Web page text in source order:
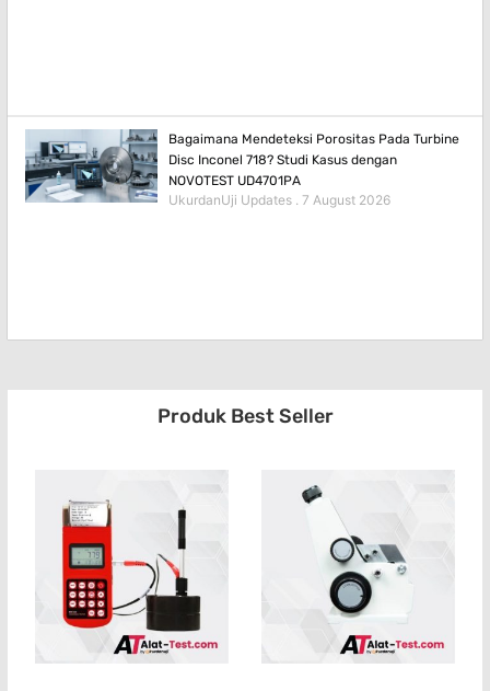
Bagaimana Mendeteksi Porositas Pada Turbine
Disc Inconel 718? Studi Kasus dengan
NOVOTEST UD4701PA
UkurdanUji Updates 7 August 2026
Produk Best Seller